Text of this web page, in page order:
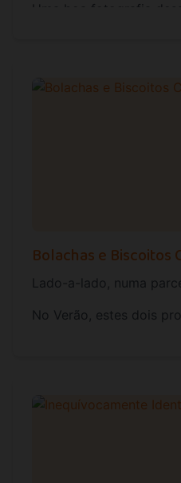
Uma boa fotografia
Bolachas e Biscoitos
Lado-a-lado, numa
No Verão, estes dois